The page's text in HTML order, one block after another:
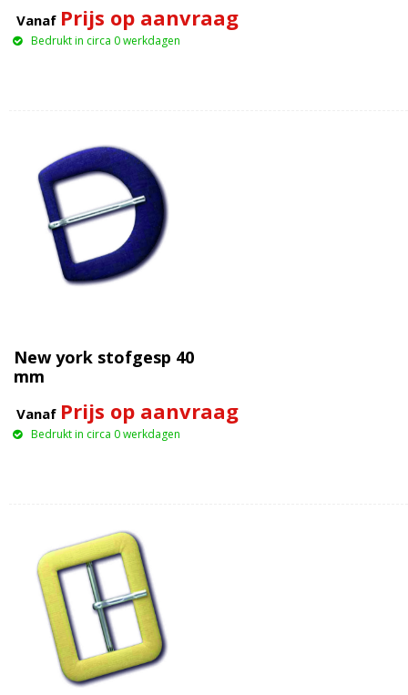
Vanaf Prijs op aanvraag
Bedrukt in circa 0 werkdagen
New york stofgesp 40
mm
Vanaf Prijs op aanvraag
Bedrukt in circa 0 werkdagen